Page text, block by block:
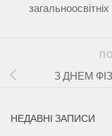
З ДНЕМ
НЕДАВНІ ЗАПИСИ